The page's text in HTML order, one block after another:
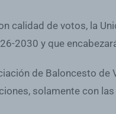
calidad de votos, la
2030 y que
de Baloncesto
solamente con